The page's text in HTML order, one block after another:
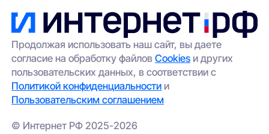
Продолжая использовать наш сайт, вы даете
согласие на обработку файловCookies и других
пользовательских данных, в соответствии с
Политикой конфиденциальности и
Пользовательским соглашением
© Интернет РФ 2025-2026